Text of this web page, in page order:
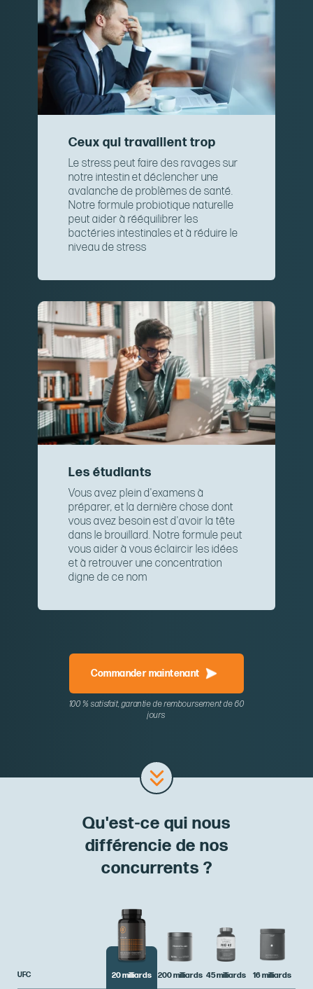
Ceux qui travaillent trop
Le stress peut faire des ravages sur
notre intestin et déclencher une
avalanche de problèmes de santé.
Notre formule probiotique naturelle
peut aider à rééquilibrer les
bactéries intestinales et à réduire le
niveau de stress
Les étudiants
Vous avez plein d'examens à
préparer, et la dernière chose dont
vous avez besoin est d'avoir la tête
dans le brouillard. Notre formule peut
vous aider à vous éclaircir les idées
et à retrouver une concentration
digne de ce nom
Commander maintenant
100 % satisfait, garantie de remboursement de 60
jours
Qu'est-ce qui nous
différencie de nos
concurrents ?
UFC 20 milliards 200 milliards 45 milliards 16 milliards